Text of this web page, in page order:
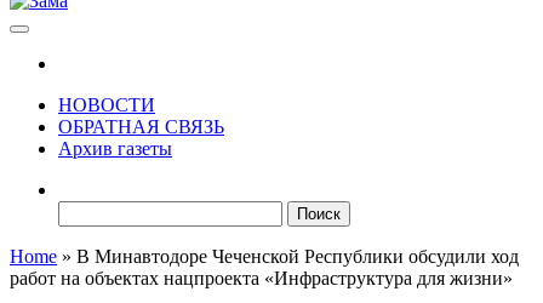
НОВОСТИ
ОБРАТНАЯ СВЯЗЬ
Архив газеты
Home » В Минавтодоре Чеченской Республики обсудили ход
работ на объектах нацпроекта «Инфраструктура для жизни»